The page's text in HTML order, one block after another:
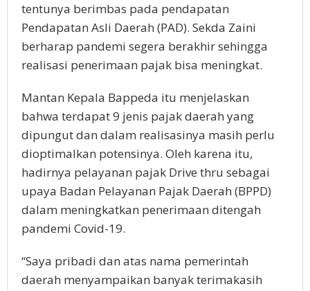
tentunya berimbas pada pendapatan
Pendapatan Asli Daerah (PAD). Sekda Zaini
berharap pandemi segera berakhir sehingga
realisasi penerimaan pajak bisa meningkat.
Mantan Kepala Bappeda itu menjelaskan
bahwa terdapat 9 jenis pajak daerah yang
dipungut dan dalam realisasinya masih perlu
dioptimalkan potensinya. Oleh karena itu,
hadirnya pelayanan pajak Drive thru sebagai
upaya Badan Pelayanan Pajak Daerah (BPPD)
dalam meningkatkan penerimaan ditengah
pandemi Covid-19.
“Saya pribadi dan atas nama pemerintah
daerah menyampaikan banyak terimakasih